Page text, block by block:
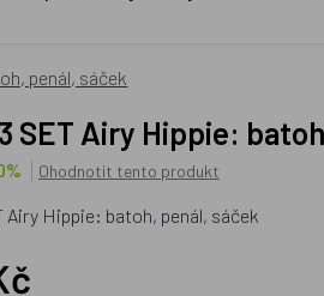
penál, sáček
3 SET Airy Hippie:
Ohodnotit tento produkt
Airy Hippie: batoh, penál, sáček